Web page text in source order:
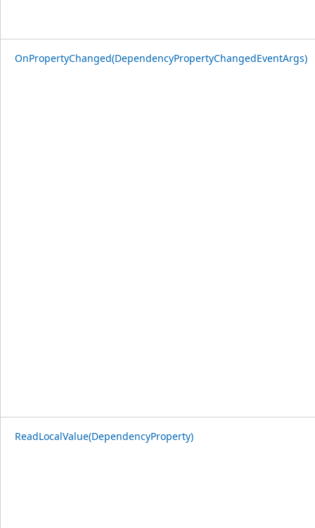
OnPropertyChanged(DependencyPropertyChangedEventArgs)
ReadLocalValue(DependencyProperty)